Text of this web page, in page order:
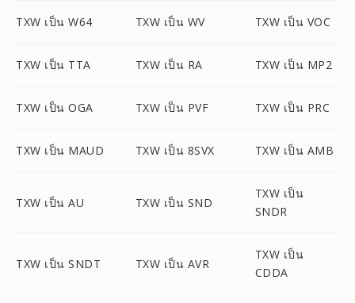
TXW เป็น W64 TXW เป็น WV TXW เป็น VOC
TXW เป็น TTA TXW เป็น RA TXW เป็น MP2
TXW เป็น OGA TXW เป็น PVF TXW เป็น PRC
TXW เป็น MAUD TXW เป็น 8SVX TXW เป็น AMB
TXW เป็น AU TXW เป็น SND
TXW เป็น
SNDR
TXW เป็น SNDT TXW เป็น AVR
TXW เป็น
CDDA